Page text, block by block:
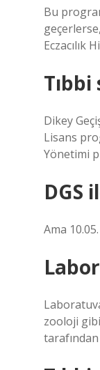
Bu
Eczacılık
Dikey
Lisans
Yönetimi
DGS
Ama 10.05.
zooloji
tarafından